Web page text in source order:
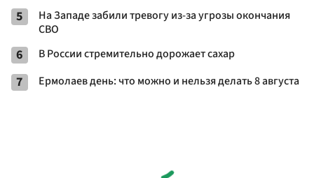
5
На Западе забили тревогу из-за угрозы окончания
СВО
6 В России стремительно дорожает сахар
7 Ермолаев день: что можно и нельзя делать 8 августа